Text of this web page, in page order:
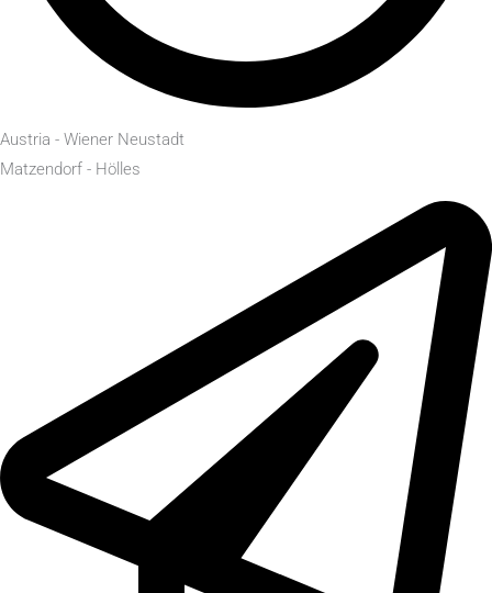
Austria - Wiener Neustadt
Matzendorf - Hölles